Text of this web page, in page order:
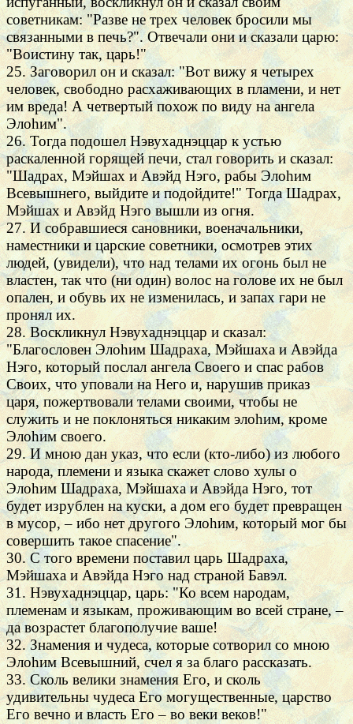
советникам: "Разве не трех человек бросили мы
связанными в печь?". Отвечали они и сказали царю:
"Воистину так, царь!"
25. Заговорил он и сказал: "Вот вижу я четырех
человек, свободно расхаживающих в пламени, и нет
им вреда! А четвертый похож по виду на ангела
Элоhим".
26. Тогда подошел Нэвухаднэццар к устью
раскаленной горящей печи, стал говорить и сказал:
"Шадрах, Мэйшах и Авэйд Нэго, рабы Элоhим
Всевышнего, выйдите и подойдите!" Тогда Шадрах,
Мэйшах и Авэйд Нэго вышли из огня.
27. И собравшиеся сановники, военачальники,
наместники и царские советники, осмотрев этих
людей, (увидели), что над телами их огонь был не
властен, так что (ни один) волос на голове их не был
опален, и обувь их не изменилась, и запах гари не
пронял их.
28. Воскликнул Нэвухаднэццар и сказал:
"Благословен Элоhим Шадраха, Мэйшаха и Авэйда
Нэго, который послал ангела Своего и спас рабов
Своих, что уповали на Него и, нарушив приказ
царя, пожертвовали телами своими, чтобы не
служить и не поклоняться никаким элоhим, кроме
Элоhим своего.
29. И мною дан указ, что если (кто-либо) из любого
народа, племени и языка скажет слово хулы о
Элоhим Шадраха, Мэйшаха и Авэйда Нэго, тот
будет изрублен на куски, а дом его будет превращен
в мусор, – ибо нет другого Элоhим, который мог бы
совершить такое спасение".
30. С того времени поставил царь Шадраха,
Мэйшаха и Авэйда Нэго над страной Бавэл.
31. Нэвухаднэццар, царь: "Ко всем народам,
племенам и языкам, проживающим во всей стране, –
да возрастет благополучие ваше!
32. Знамения и чудеса, которые сотворил со мною
Элоhим Всевышний, счел я за благо рассказать.
33. Сколь велики знамения Его, и сколь
удивительны чудеса Его могущественные, царство
Его вечно и власть Его – во веки веков!"